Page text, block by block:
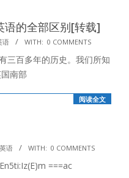
语的全部区别[转载]
语 WITH: 0 COMMENTS
三百多年的历史。我们所知
南部
阅读全文
英语 WITH: 0 COMMENTS
===ac